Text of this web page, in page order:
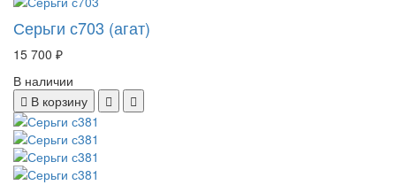
Серьги с703 (агат)
15 700 ₽
В наличии
В корзину